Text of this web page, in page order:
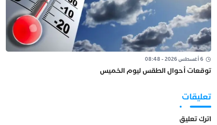
6 أغسطس 2026 - 08:48
توقعات أحوال الطقس ليوم الخميس
تعليقات
اترك تعليق